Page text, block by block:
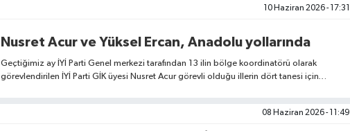
küresel pazarlarda yarattığı yüksek katma değeri ve endüstriye yön veren sonuçlarını
10 Haziran 2026 - 17:31
Nusret Acur ve Yüksel Ercan, Anadolu yollarında
Geçtiğimiz ay İYİ Parti Genel merkezi tarafından 13 ilin bölge koordinatörü olarak
görevlendirilen İYİ Parti GİK üyesi Nusret Acur görevli olduğu illerin dört tanesi için
08 Haziran 2026 - 11:49